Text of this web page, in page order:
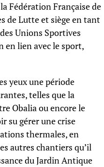
Fédération Française de
de Lutte et siège en tant
Unions Sportives
en lien avec le sport,
yeux une période
telles que la
Obalia ou encore le
su gérer une crise
thermales, en
autres chantiers qu’il
du Jardin Antique